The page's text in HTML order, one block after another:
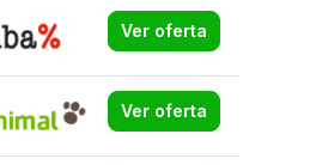
Ver oferta
Ver oferta